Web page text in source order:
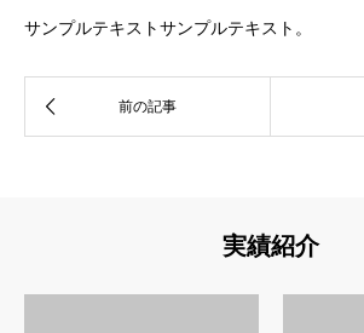
サンプルテキストサンプルテキスト。
実績紹介